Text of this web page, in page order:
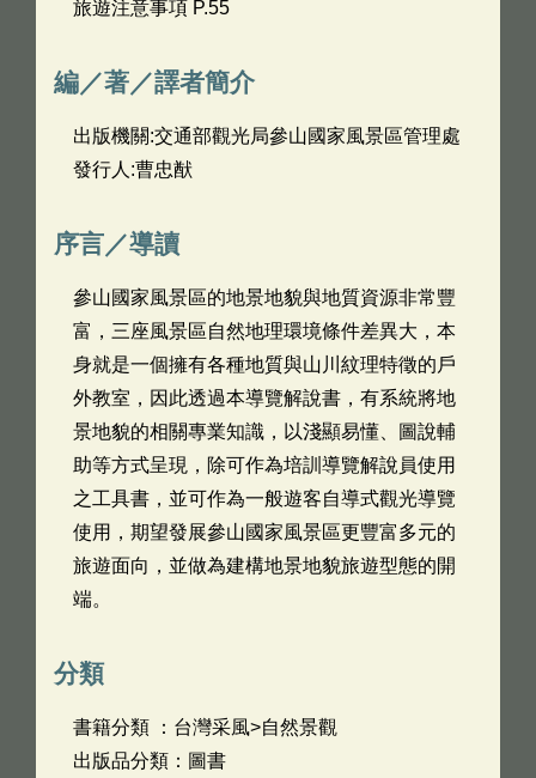
旅遊注意事項 P.55
編／著／譯者簡介
出版機關:交通部觀光局參山國家風景區管理處
發行人:曹忠猷
序言／導讀
參山國家風景區的地景地貌與地質資源非常豐
富，三座風景區自然地理環境條件差異大，本
身就是一個擁有各種地質與山川紋理特徵的戶
外教室，因此透過本導覽解說書，有系統將地
景地貌的相關專業知識，以淺顯易懂、圖說輔
助等方式呈現，除可作為培訓導覽解說員使用
之工具書，並可作為一般遊客自導式觀光導覽
使用，期望發展參山國家風景區更豐富多元的
旅遊面向，並做為建構地景地貌旅遊型態的開
端。
分類
書籍分類 ：台灣采風>自然景觀
出版品分類：圖書